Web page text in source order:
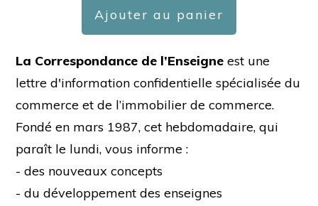
Ajouter au panier
La Correspondance de l’Enseigne est une
lettre d'information confidentielle spécialisée du
commerce et de l’immobilier de commerce.
Fondé en mars 1987, cet hebdomadaire, qui
paraît le lundi, vous informe :
- des nouveaux concepts
- du développement des enseignes